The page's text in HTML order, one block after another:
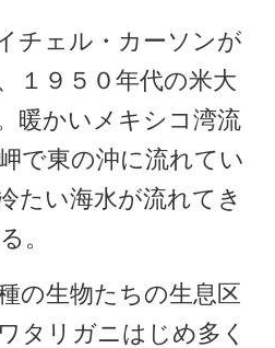
チェル・カーソンが
１９５０年代の米大
暖かいメキシコ湾流
で東の沖に流れてい
たい海水が流れてき
。
の生物たちの生息区
タリガニはじめ多く